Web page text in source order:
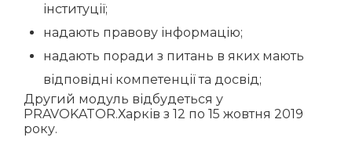
інституції;
надають правову інформацію;
надають поради з питань в яких мають
відповідні компетенції та досвід;
Другий модуль відбудеться у
PRAVOKATOR.Харків з 12 по 15 жовтня 2019
року.